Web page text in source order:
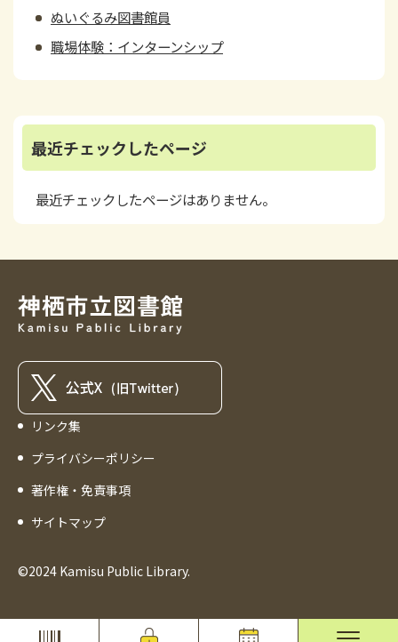
ぬいぐるみ図書館員
職場体験：インターンシップ
最近チェックしたページ
最近チェックしたページはありません。
リンク集
プライバシーポリシー
著作権・免責事項
サイトマップ
©2024 Kamisu Public Library.